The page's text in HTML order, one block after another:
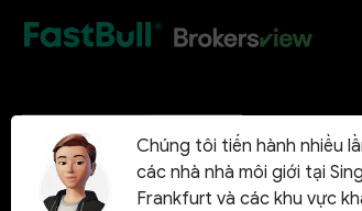
Approved
AVA Trade
Chúng tôi tiến hành nhiều
các nhà nhà môi giới tại
Frankfurt và các khu vực